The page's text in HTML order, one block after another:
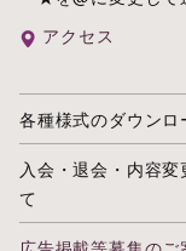
アクセス
各種様式のダウンロ
入会・退会・内容変
て